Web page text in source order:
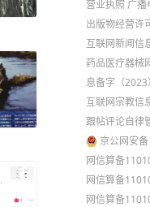
营业执照 广播
出版物经营许
互联网新闻信
药品医疗器械
息备字（
互联网宗教信
跟帖评论自律
京公网安
网信算备
网信算备
网信算备